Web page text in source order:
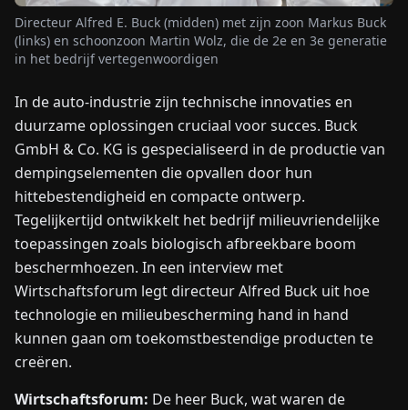
OVER
ONS
ENDEFRESITNLPLHU
NEEM
CONTACT
OP
Directeur Alfred E. Buck (midden) met zijn zoon Markus Buck
(links) en schoonzoon Martin Wolz, die de 2e en 3e generatie
in het bedrijf vertegenwoordigen
In de auto-industrie zijn technische innovaties en
duurzame oplossingen cruciaal voor succes. Buck
GmbH & Co. KG is gespecialiseerd in de productie van
dempingselementen die opvallen door hun
hittebestendigheid en compacte ontwerp.
Tegelijkertijd ontwikkelt het bedrijf milieuvriendelijke
toepassingen zoals biologisch afbreekbare boom
beschermhoezen. In een interview met
Wirtschaftsforum legt directeur Alfred Buck uit hoe
technologie en milieubescherming hand in hand
kunnen gaan om toekomstbestendige producten te
creëren.
Wirtschaftsforum: De heer Buck, wat waren de